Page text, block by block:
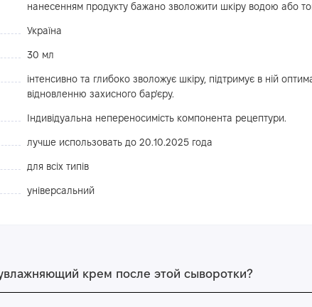
нанесенням продукту бажано зволожити шкіру водою або
Україна
30 мл
інтенсивно та глибоко зволожує шкіру, підтримує в ній
відновленню захисного бар'єру.
Індивідуальна непереносимість компонента рецептури.
лучше использовать до 20.10.2025 года
для всіх типів
універсальний
крем после этой сыворотки?